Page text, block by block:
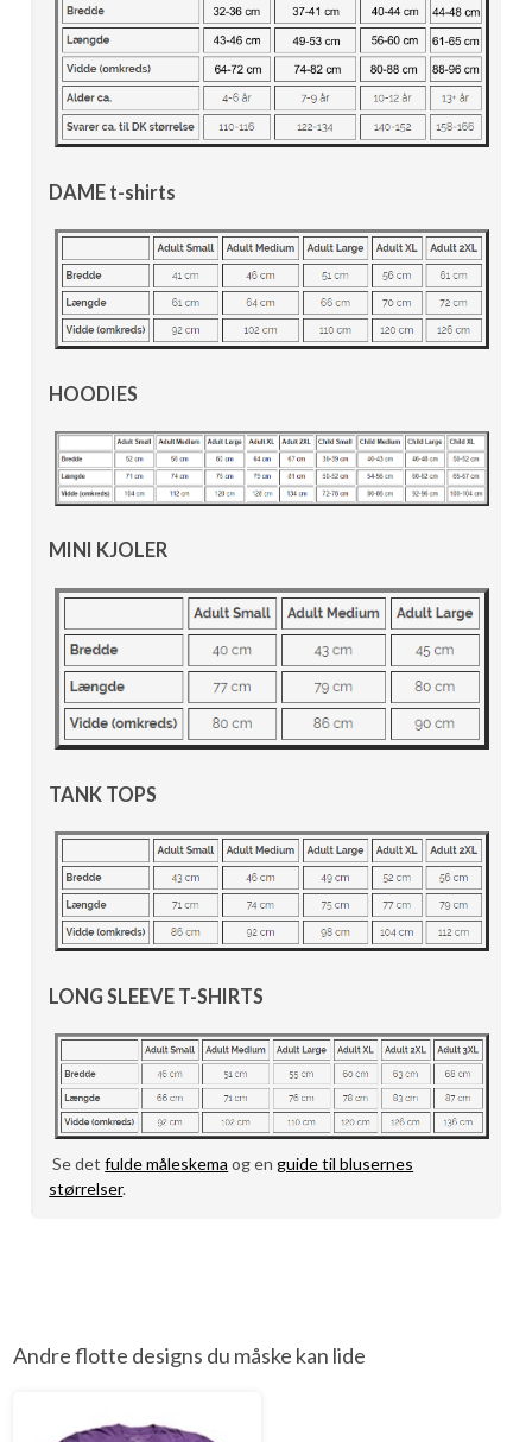
DAME t-shirts
HOODIES
MINI KJOLER
TANK TOPS
LONG SLEEVE T-SHIRTS
Se detfulde måleskema og enguide til blusernes
størrelser.
Andre flotte designs du måske kan lide